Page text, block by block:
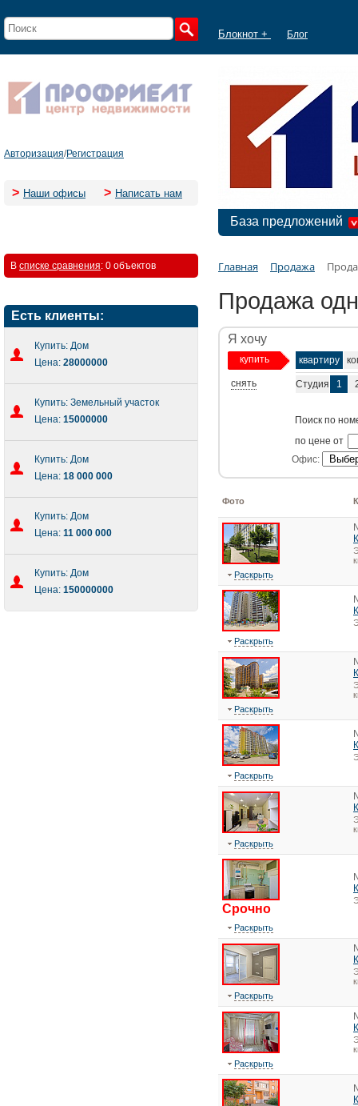
Блокнот + Блог
Авторизация/Регистрация
> Наши офисы > Написать нам
База предложений
В списке сравнения: 0 объектов
Есть клиенты:
Купить: Дом
Цена: 28000000
Купить: Земельный участок
Цена: 15000000
Купить: Дом
Цена: 18 000 000
Купить: Дом
Цена: 11 000 000
Купить: Дом
Цена: 150000000
Главная Продажа
Продажа
Я хочу
купить
снять
квартиру
Студия 1
Поиск по
по цене от
Офис:
Фото
Раскрыть
Раскрыть
Раскрыть
Раскрыть
Раскрыть
Срочно
Раскрыть
Раскрыть
Раскрыть